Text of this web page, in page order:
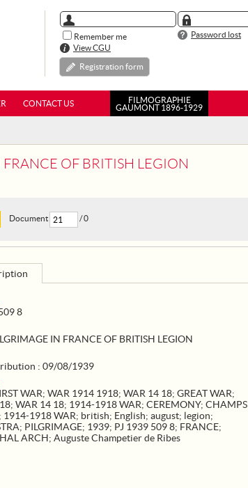
Remember me
Password lost
View CGU
Registration form
CONTACT US
FILMOGRAPHIE
GAUMONT 1896-1929
OF BRITISH LEGION
Document / 0
8
IN FRANCE OF BRITISH LEGION
: 09/08/1939
WAR; WAR 1914 1918; WAR 14 18; GREAT WAR;
; WAR 14 18; 1914-1918 WAR; CEREMONY; CHAMPS
; 1914-1918 WAR; british; English; august; legion;
; PILGRIMAGE; 1939; PJ 1939 509 8; FRANCE;
ARCH; Auguste Champetier de Ribes